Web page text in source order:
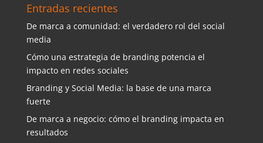
Entradas recientes
De marca a comunidad: el verdadero rol del social
media
Cómo una estrategia de branding potencia el
impacto en redes sociales
Branding y Social Media: la base de una marca
fuerte
De marca a negocio: cómo el branding impacta en
resultados